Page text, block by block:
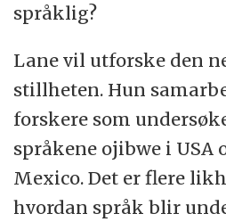
språklig?
Lane vil utforske den
stillheten. Hun
forskere som
språkene ojibwe i USA
Mexico. Det er flere
hvordan språk blir